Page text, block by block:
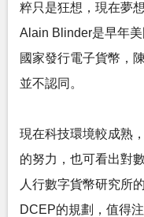
粹只是狂想，現在夢
Alain Blinder是早年
國家發行電子貨幣，
並不認同。
現在科技環境較成熟
的努力，也可看出對
人行數字貨幣研究所
DCEP的規劃，值得注